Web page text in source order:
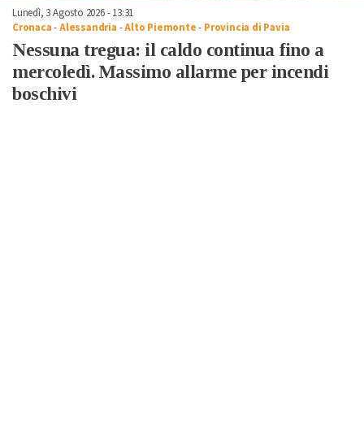
Lunedì, 3 Agosto 2026 - 13:31
Cronaca-Alessandria -Alto Piemonte- Provincia di Pavia
Nessuna tregua: il caldo continua fino a
mercoledì. Massimo allarme per incendi
boschivi